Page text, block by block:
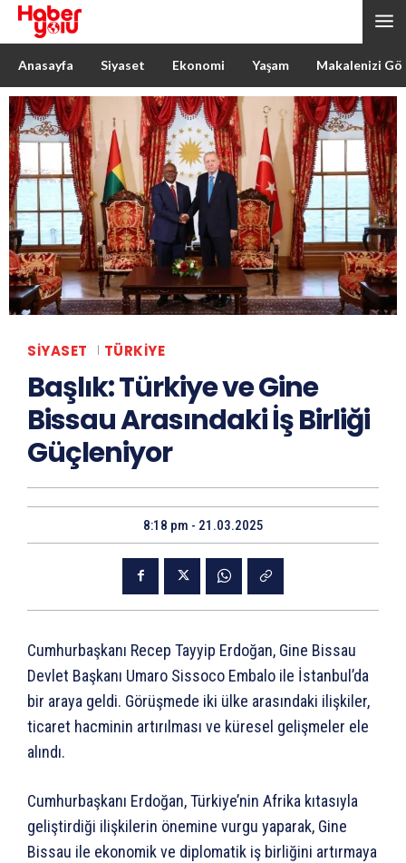
Anasayfa Siyaset Ekonomi Yaşam Makalenizi
SIYASET TÜRKIYE
Başlık: Türkiye ve Gine
Bissau Arasındaki İş Birliği
Güçleniyor
8:18 pm - 21.03.2025
Cumhurbaşkanı Recep Tayyip Erdoğan, Gine Bissau
Devlet Başkanı Umaro Sissoco Embalo ile İstanbul’da
bir araya geldi. Görüşmede iki ülke arasındaki ilişkiler,
ticaret hacminin artırılması ve küresel gelişmeler ele
alındı.
Cumhurbaşkanı Erdoğan, Türkiye’nin Afrika kıtasıyla
geliştirdiği ilişkilerin önemine vurgu yaparak, Gine
Bissau ile ekonomik ve diplomatik iş birliğini artırmaya